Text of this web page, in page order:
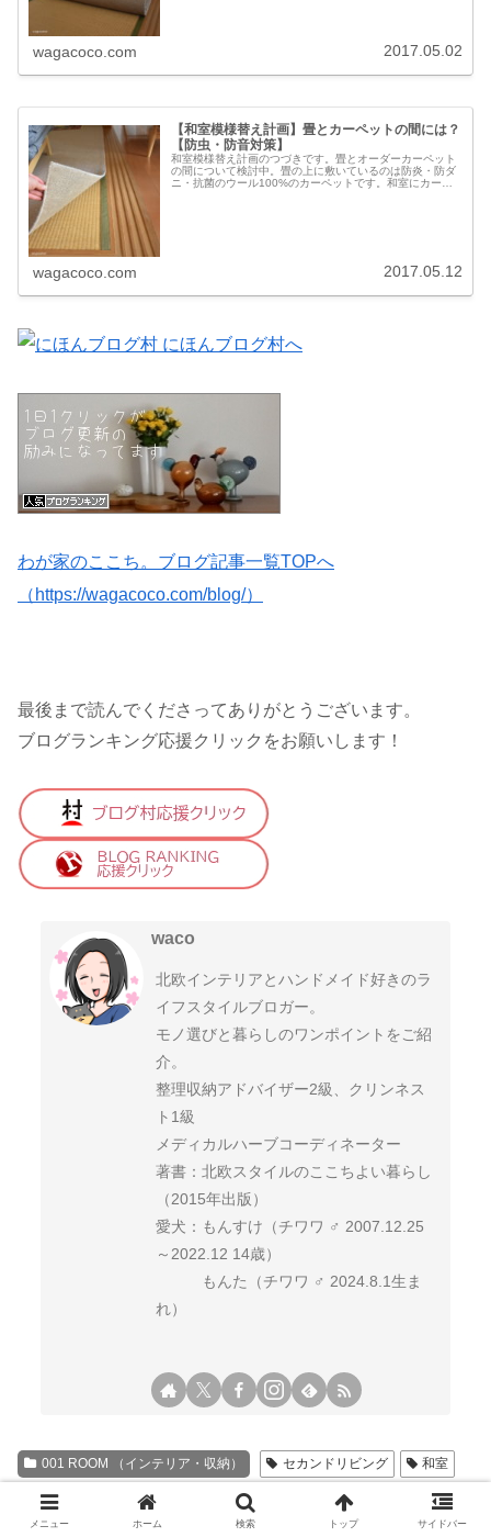
wagacoco.com 2017.05.02
【和室模様替え計画】畳とカーペットの間には？
【防虫・防音対策】
和室模様替え計画のつづきです。畳とオーダーカーペット
の間について検討中。畳の上に敷いているのは防炎・防ダ
ニ・抗菌のウール100%のカーペットです。和室にカーペ
wagacoco.com 2017.05.12
わが家のここち。ブログ記事一覧TOPへ
（https://wagacoco.com/blog/）
最後まで読んでくださってありがとうございます。
ブログランキング応援クリックをお願いします！
waco
北欧インテリアとハンドメイド好きのラ
イフスタイルブロガー。
モノ選びと暮らしのワンポイントをご紹
介。
整理収納アドバイザー2級、クリンネス
ト1級
メディカルハーブコーディネーター
著書：北欧スタイルのここちよい暮らし
（2015年出版）
愛犬：もんすけ（チワワ ♂ 2007.12.25
～2022.12 14歳）
もんた（チワワ ♂ 2024.8.1生ま
れ）
001 ROOM （インテリア・収納） セカンドリビング 和室
スポンサーリンク
メニュー ホーム 検索 トップ サイドバー